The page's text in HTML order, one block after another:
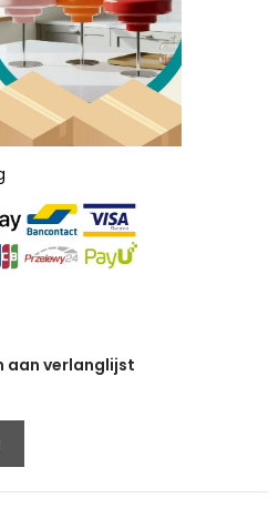
aan verlanglijst